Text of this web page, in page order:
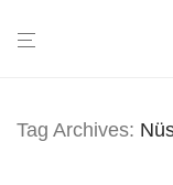
Tag Archives: